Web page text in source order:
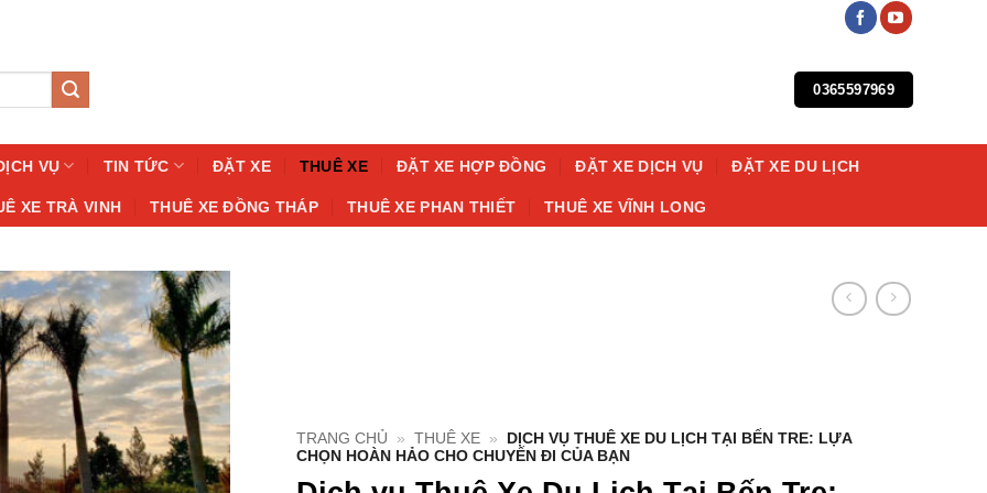
0365597969
VỤ TIN TỨC ĐẶT XE THUÊ XE ĐẶT XE HỢP ĐỒNG ĐẶT XE DỊCH VỤ ĐẶT XE DU LỊCH
XE TRÀ VINH THUÊ XE ĐỒNG THÁP THUÊ XE PHAN THIẾT THUÊ XE VĨNH LONG
TRANG CHỦ » THUÊ XE »
DỊCH VỤ THUÊ XE DU LỊCH TẠI BẾN TRE: LỰA
CHỌN HOÀN HẢO CHO CHUYẾN ĐI CỦA BẠN